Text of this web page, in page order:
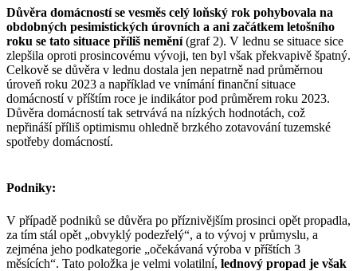
Důvěra domácností se vesměs celý loňský rok pohybovala na
obdobných pesimistických úrovních a ani začátkem letošního
roku se tato situace příliš nemění(graf 2). V lednu se situace sice
zlepšila oproti prosincovému vývoji, ten byl však překvapivě špatný.
Celkově se důvěra v lednu dostala jen nepatrně nad průměrnou
úroveň roku 2023 a například ve vnímání finanční situace
domácností v příštím roce je indikátor pod průměrem roku 2023.
Důvěra domácností tak setrvává na nízkých hodnotách, což
nepřináší příliš optimismu ohledně brzkého zotavování tuzemské
spotřeby domácností.
Podniky:
V případě podniků se důvěra po příznivějším prosinci opět propadla,
za tím stál opět „obvyklý podezřelý“, a to vývoj v průmyslu, a
zejména jeho podkategorie „očekávaná výroba v příštích 3
měsících“. Tato položka je velmi volatilní, lednový propad je však